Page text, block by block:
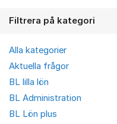
Filtrera på kategori
Alla kategorier
Aktuella frågor
BL lilla lön
BL Administration
BL Lön plus